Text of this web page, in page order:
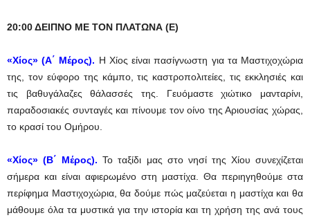
20:00 ΔΕΙΠΝΟ ΜΕ ΤΟΝ ΠΛΑΤΩΝΑ (Ε)
«Χίος» (Α΄ Μέρος). Η Χίος είναι πασίγνωστη για τα Μαστιχοχώρια
της, τον εύφορο της κάμπο, τις καστροπολιτείες, τις εκκλησιές και
τις βαθυγάλαζες θάλασσές της. Γευόμαστε χιώτικο μανταρίνι,
παραδοσιακές συνταγές και πίνουμε τον οίνο της Αριουσίας χώρας,
το κρασί του Ομήρου.
«Χίος» (Β΄ Μέρος). Το ταξίδι μας στο νησί της Χίου συνεχίζεται
σήμερα και είναι αφιερωμένο στη μαστίχα. Θα περιηγηθούμε στα
περίφημα Μαστιχοχώρια, θα δούμε πώς μαζεύεται η μαστίχα και θα
μάθουμε όλα τα μυστικά για την ιστορία και τη χρήση της ανά τους